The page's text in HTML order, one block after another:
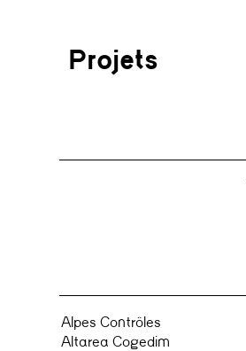
Projets
Alpes Contrôles
Altarea Cogedim